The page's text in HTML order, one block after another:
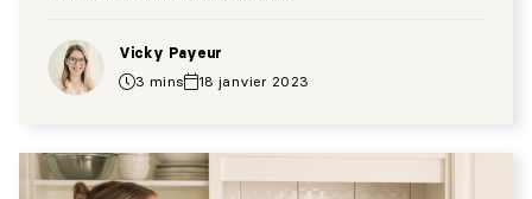
Vicky Payeur
3 mins
18 janvier 2023